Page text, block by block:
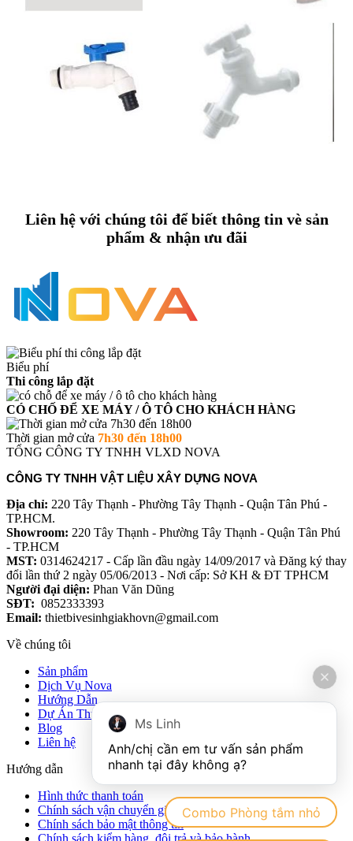
Liên hệ với chúng tôi để biết thông tin vè sản
phẩm & nhận ưu đãi
Biểu phí
Thi công lắp đặt
CÓ CHỐ ĐỂ XE MÁY / Ô TÔ CHO KHÁCH HÀNG
Thời gian mở cửa 7h30 đến 18h00
TỔNG CÔNG TY TNHH VLXD NOVA
CÔNG TY TNHH VẬT LIỆU XÂY DỰNG NOVA
Địa chỉ: 220 Tây Thạnh - Phường Tây Thạnh - Quận Tân Phú -
TP.HCM.
Showroom: 220 Tây Thạnh - Phường Tây Thạnh - Quận Tân Phú
- TP.HCM
MST: 0314624217 - Cấp lần đầu ngày 14/09/2017 và Đăng ký thay
đổi lần thứ 2 ngày 05/06/2013 - Nơi cấp: Sở KH & ĐT TPHCM
Người đại diện: Phan Văn Dũng
SĐT: 0852333393
Email: thietbivesinhgiakhovn@gmail.com
Về chúng tôi
Sản phẩm
Dịch Vụ Nova
Hướng Dẫn
Dự Án Thực Tế
Blog
Liên hệ
Hướng dẫn
Hình thức thanh toán
Chính sách vận chuyển giao nhận hàng hóa
Chính sách bảo mật thông tin
Chính sách kiểm hàng, đôi trả và bảo hành
Ms Linh
Anh/chị cần em tư vấn sản phẩm
Combo Phòng tắm nhỏ